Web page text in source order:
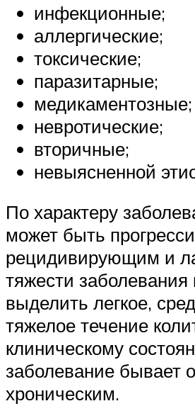
инфекционные;
аллергические;
токсические;
паразитарные;
медикаментозные;
невротические;
вторичные;
невыясненной
По характеру
может быть
рецидивирующим и
тяжести
выделить легкое,
тяжелое течение
клиническому
заболевание бывает
хроническим.